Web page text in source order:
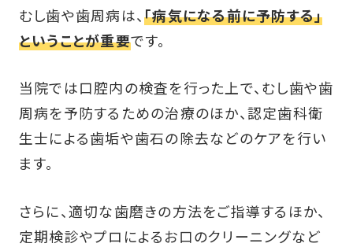
むし歯や歯周病は、「病気になる前に予防する」
ということが重要です。
当院では口腔内の検査を行った上で、むし歯や歯
周病を予防するための治療のほか、認定歯科衛
生士による歯垢や歯石の除去などのケアを行い
ます。
さらに、適切な歯磨きの方法をご指導するほか、
定期検診やプロによるお口のクリーニングなど